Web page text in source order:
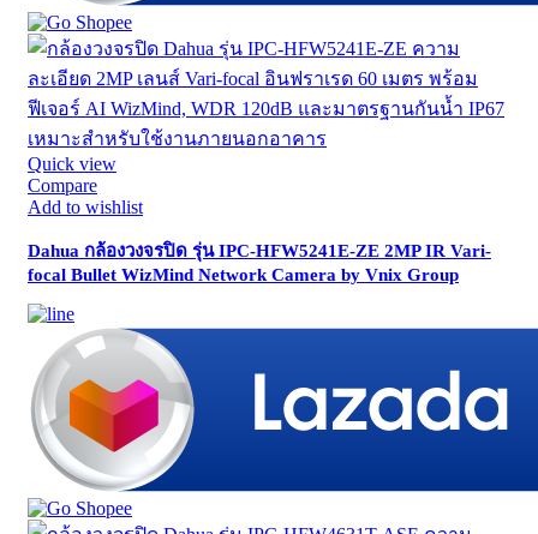
Quick view
Compare
Add to wishlist
Dahua กล้องวงจรปิด รุ่น IPC-HFW5241E-ZE 2MP IR Vari-
focal Bullet WizMind Network Camera by Vnix Group